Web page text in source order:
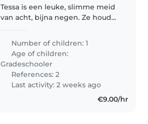
Tessa is een leuke, slimme meid
van acht, bijna negen. Ze houd
verhaaltjes bedenken en
verhaaltjes voorgelezen krijgen.
En stoeien met pappa, ook een..
Number of children: 1
Age of children:
Gradeschooler
References: 2
Last activity: 2 weeks ago
€9.00/hr